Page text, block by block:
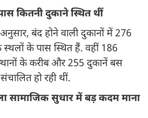
कितनी दुकाने स्थित थीं
बंद होने वाली दुकानों में 276
स्थलों के पास स्थित हैं. वहीं 186
के करीब और 255 दुकानें बस
हो रही थीं.
सामाजिक सुधार में बड़ कदम माना